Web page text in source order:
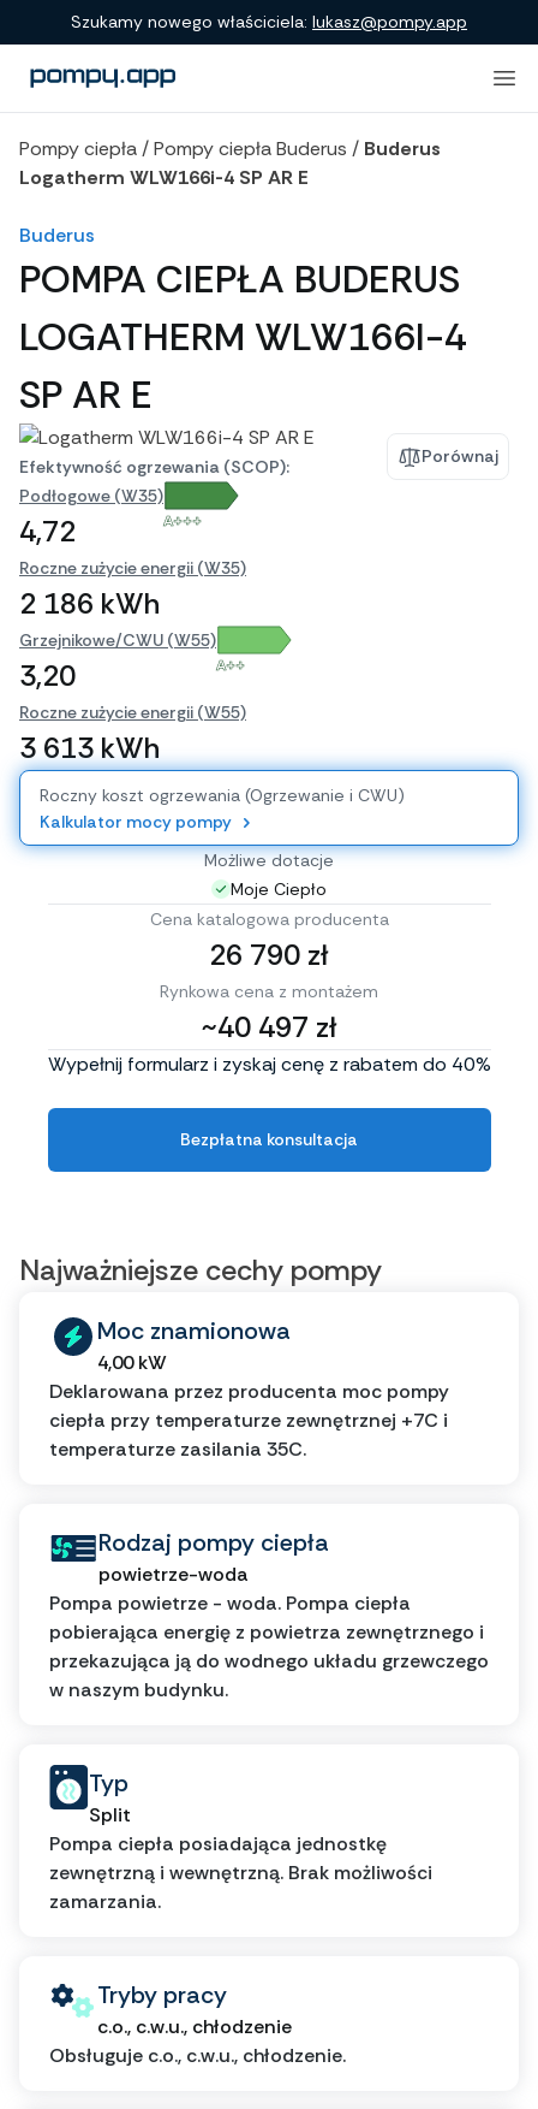
Porównanie produktów
Szukamy nowego właściciela: lukasz@pompy.app
Pompy ciepła /Pompy ciepła Buderus / Buderus
Logatherm WLW166i-4 SP AR E
Buderus
POMPA CIEPŁA BUDERUS
LOGATHERM WLW166I-4
SP AR E
Porównaj
Efektywność ogrzewania (SCOP):
Podłogowe (W35)
4,72 A+++
Roczne zużycie energii (W35)
2 186 kWh
Grzejnikowe/CWU (W55)
3,20 A++
Roczne zużycie energii (W55)
3 613 kWh
Roczny koszt ogrzewania (Ogrzewanie i CWU)
Kalkulator mocy pompy
Możliwe dotacje
Moje Ciepło
Cena katalogowa producenta
26 790 zł
Rynkowa cena z montażem
~40 497 zł
Wypełnij formularz i zyskaj cenę z rabatem do 40%
Bezpłatna konsultacja
Najważniejsze cechy pompy
Moc znamionowa
4,00 kW
Deklarowana przez producenta moc pompy
ciepła przy temperaturze zewnętrznej +7C i
temperaturze zasilania 35C.
Rodzaj pompy ciepła
powietrze-woda
Pompa powietrze - woda. Pompa ciepła
pobierająca energię z powietrza zewnętrznego i
przekazująca ją do wodnego układu grzewczego
w naszym budynku.
Typ
Split
Pompa ciepła posiadająca jednostkę
zewnętrzną i wewnętrzną. Brak możliwości
zamarzania.
Tryby pracy
c.o., c.w.u., chłodzenie
Obsługuje c.o., c.w.u., chłodzenie.